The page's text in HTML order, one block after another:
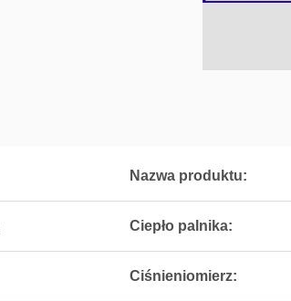
Nazwa produktu:
Ciepło palnika:
Ciśnieniomierz: